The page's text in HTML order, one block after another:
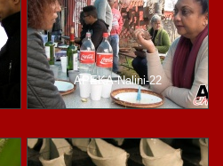
APEKA-Nalini-22